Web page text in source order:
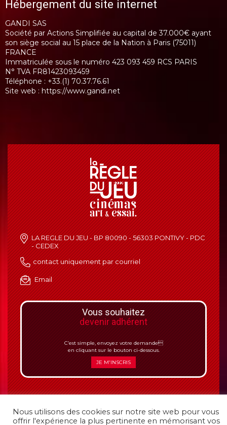
Hébergement du site internet
GANDI SAS
Société par Actions Simplifiée au capital de 37.000€ ayant
son siège social au 15 place de la Nation à Paris (75011)
FRANCE
Immatriculée sous le numéro 423 093 459 RCS PARIS
N° TVA FR81423093459
Téléphone : +33.(1) 70.37.76.61
Site web : https://www.gandi.net
LA REGLE DU JEU - BP 80090 - 56303 PONTIVY - PDC
- CEDEX
contact uniquement par courriel
Email
Vous souhaitez
devenir adhérent
C’est simple, envoyez votre demande
en cliquant sur le bouton ci-dessous.
JE M'INSCRIS
Mentions légales |Politique de confidentialité
Nous utilisons des cookies sur notre site web pour vous
offrir l'expérience la plus pertinente en mémorisant vos